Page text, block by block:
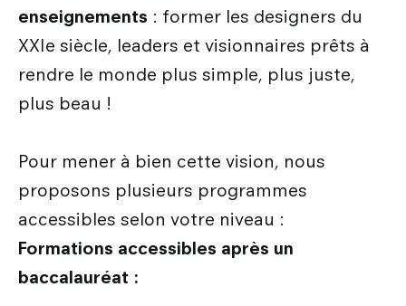
enseignements : former les designers du
XXIe siècle, leaders et visionnaires prêts à
rendre le monde plus simple, plus juste,
plus beau !
Pour mener à bien cette vision, nous
proposons plusieurs programmes
accessibles selon votre niveau :
Formations accessibles après un
baccalauréat :